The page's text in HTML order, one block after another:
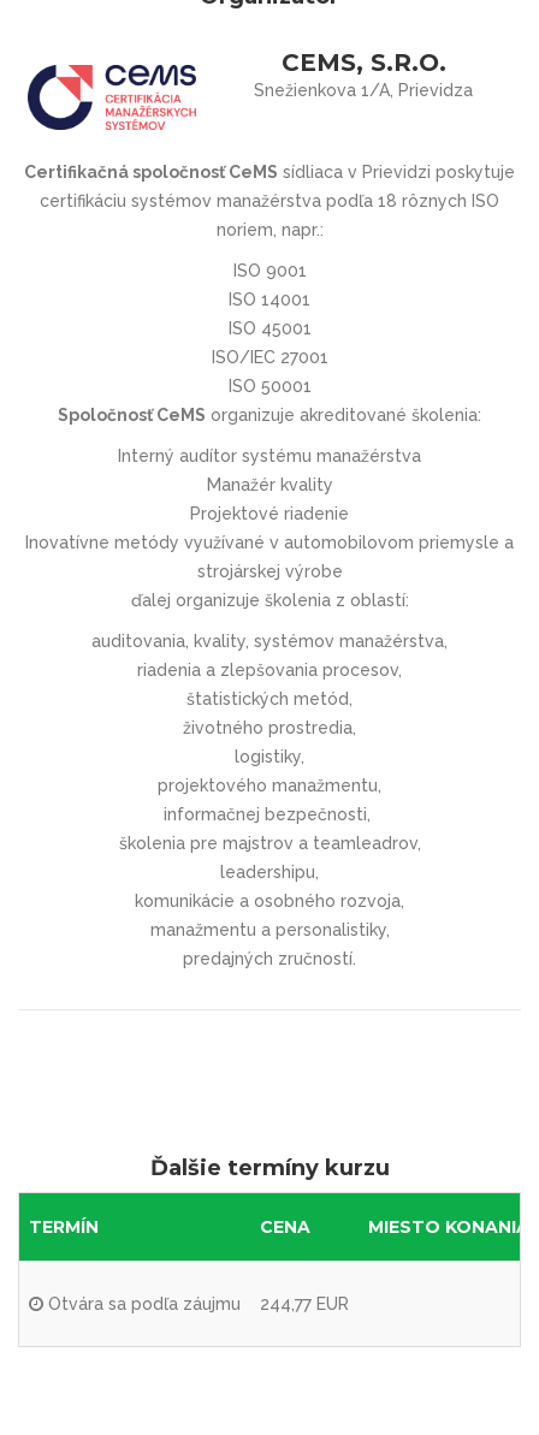
CEMS, S.R.O.
Snežienkova 1/A, Prievidza
Certifikačná spoločnosť CeMS sídliaca v Prievidzi poskytuje
certifikáciu systémov manažérstva podľa 18 rôznych ISO
noriem, napr.:
ISO 9001
ISO 14001
ISO 45001
ISO/IEC 27001
ISO 50001
Spoločnosť CeMS organizuje akreditované školenia:
Interný audítor systému manažérstva
Manažér kvality
Projektové riadenie
Inovatívne metódy využívané v automobilovom priemysle a
strojárskej výrobe
ďalej organizuje školenia z oblastí:
auditovania, kvality, systémov manažérstva,
riadenia a zlepšovania procesov,
štatistických metód,
životného prostredia,
logistiky,
projektového manažmentu,
informačnej bezpečnosti,
školenia pre majstrov a teamleadrov,
leadershipu,
komunikácie a osobného rozvoja,
manažmentu a personalistiky,
predajných zručností.
Ďalšie termíny kurzu
TERMÍN CENA MIESTO KONANIA
Otvára sa podľa záujmu 244,77 EUR